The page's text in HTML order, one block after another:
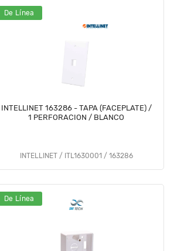
De Línea
INTELLINET 163286 - TAPA (FACEPLATE) /
1 PERFORACION / BLANCO
INTELLINET / ITL1630001 / 163286
De Línea